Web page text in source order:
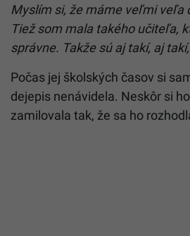
Myslím si, že máme veľmi veľa
Tiež som mala takého učiteľa,
správne. Takže sú aj takí, aj
Počas jej školských časov si
dejepis nenávidela. Neskôr si
zamilovala tak, že sa ho